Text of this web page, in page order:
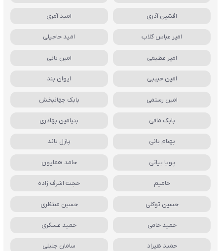
افشین آذری امید آمری
امیر عباس گلاب امید حاجیلی
امیر عظیمی امین بانی
امین حبیبی ایوان بند
امین رستمی بابک جهانبخش
بابک مافی بنیامین بهادری
بهنام بانی پازل باند
پویا بیاتی حامد همایون
حامیم حجت اشرف زاده
حسین توکلی حسین منتظری
حمید حامی حمید عسکری
حمید هیراد سامان جلیلی